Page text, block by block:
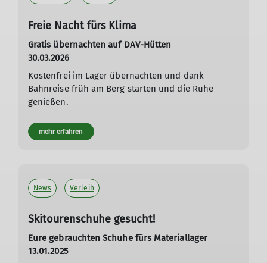
mehr erfahren
Freie Nacht fürs Klima
Gratis übernachten auf DAV-Hütten
30.03.2026
Kostenfrei im Lager übernachten und dank
Bahnreise früh am Berg starten und die Ruhe
genießen.
mehr erfahren
News Verleih
Skitourenschuhe gesucht!
Eure gebrauchten Schuhe fürs Materiallager
13.01.2025